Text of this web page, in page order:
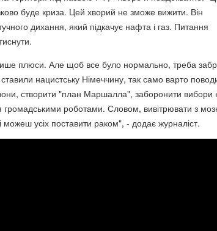
буде криза. Цей хворий не зможе вижити. Він
дихання, який підкачує нафта і газ. Питання
плюси. Але щоб все було нормально, треба
нацистську Німеччину, так само варто
зони, створити "план Маршалла", заборонити вибори
громадськими роботами. Словом, вивітрювати з
можеш усіх поставити раком", - додає журналіст.